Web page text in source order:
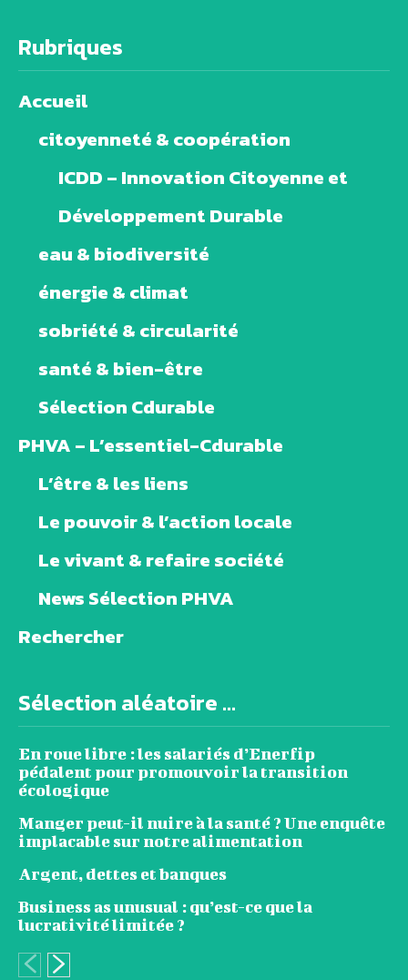
Rubriques
Accueil
citoyenneté & coopération
ICDD – Innovation Citoyenne et
Développement Durable
eau & biodiversité
énergie & climat
sobriété & circularité
santé & bien-être
Sélection Cdurable
PHVA – L’essentiel-Cdurable
L’être & les liens
Le pouvoir & l’action locale
Le vivant & refaire société
News Sélection PHVA
Rechercher
Sélection aléatoire ...
En roue libre : les salariés d’Enerfip
pédalent pour promouvoir la transition
écologique
Manger peut-il nuire à la santé ? Une enquête
implacable sur notre alimentation
Argent, dettes et banques
Business as unusual : qu’est-ce que la
lucrativité limitée ?